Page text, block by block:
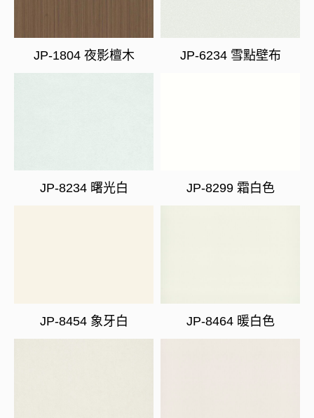
JP-1804 夜影檀木 JP-6234 雪點壁布
JP-8234 曙光白 JP-8299 霜白色
JP-8454 象牙白 JP-8464 暖白色